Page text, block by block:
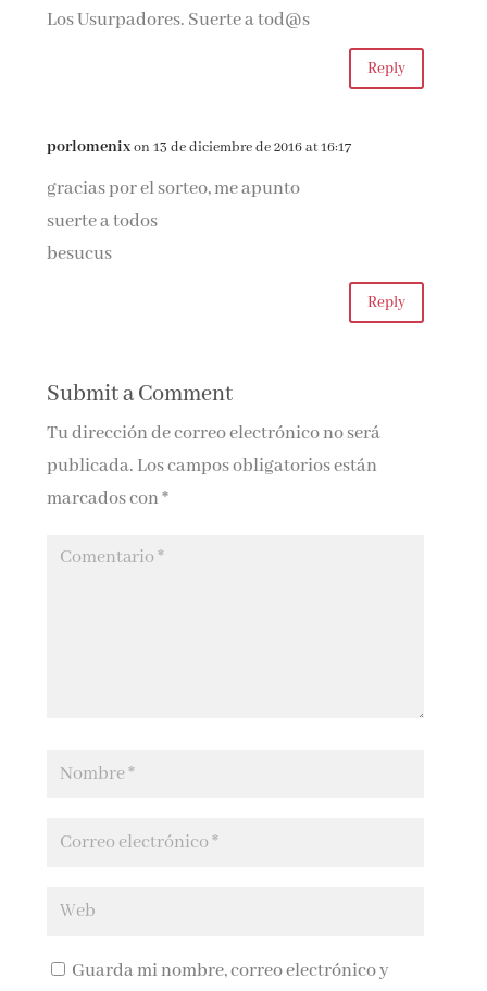
Los Usurpadores. Suerte a tod@s
Reply
porlomenixon 13 de diciembre de 2016 at 16:17
gracias por el sorteo, me apunto
suerte a todos
besucus
Reply
Submit a Comment
Tu dirección de correo electrónico no será
publicada. Los campos obligatorios están
marcados con*
Guarda mi nombre, correo electrónico y